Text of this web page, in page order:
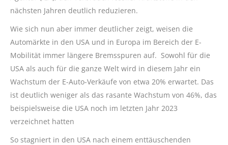
nächsten Jahren deutlich reduzieren.
Wie sich nun aber immer deutlicher zeigt, weisen die
Automärkte in den USA und in Europa im Bereich der E-
Mobilität immer längere Bremsspuren auf. Sowohl für die
USA als auch für die ganze Welt wird in diesem Jahr ein
Wachstum der E-Auto-Verkäufe von etwa 20% erwartet. Das
ist deutlich weniger als das rasante Wachstum von 46%, das
beispielsweise die USA noch im letzten Jahr 2023
verzeichnet hatten
So stagniert in den USA nach einem enttäuschenden